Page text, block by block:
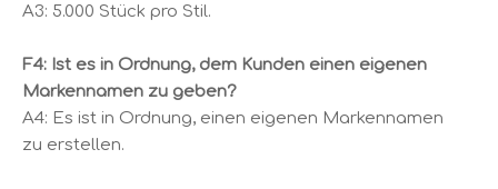
A3: 5.000 Stück pro Stil.
F4: Ist es in Ordnung, dem Kunden einen eigenen
Markennamen zu geben?
A4: Es ist in Ordnung, einen eigenen Markennamen
zu erstellen.